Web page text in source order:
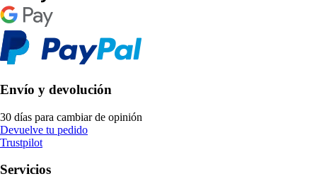
Envío y devolución
30 días para cambiar de opinión
Devuelve tu pedido
Trustpilot
Servicios